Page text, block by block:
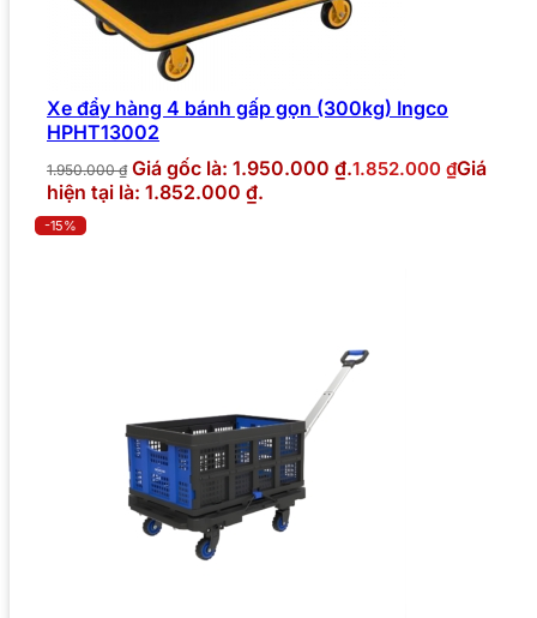
Xe đẩy hàng 4 bánh gấp gọn (300kg) Ingco
HPHT13002
1.950.000₫ Giá gốc là: 1.950.000 ₫.1.852.000 ₫Giá
hiện tại là: 1.852.000 ₫.
-15%